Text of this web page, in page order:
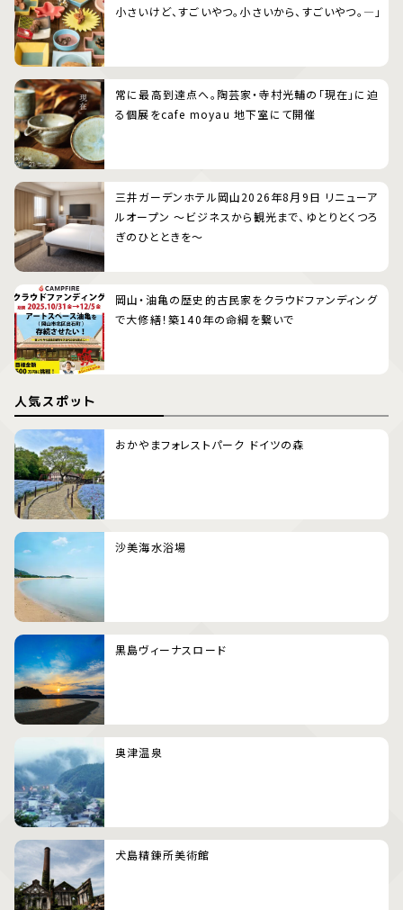
小さいけど、すごいやつ。小さいから、すごいやつ。―」
常に最高到達点へ。陶芸家・寺村光輔の「現在」に迫
る個展をcafe moyau 地下室にて開催
三井ガーデンホテル岡山2026年8月9日 リニューア
ルオープン 〜ビジネスから観光まで、ゆとりとくつろ
ぎのひとときを〜
岡山・油亀の歴史的古民家をクラウドファンディング
で大修繕！築140年の命綱を繋いで
人気スポット
おかやまフォレストパーク ドイツの森
沙美海水浴場
黒島ヴィーナスロード
奥津温泉
犬島精錬所美術館